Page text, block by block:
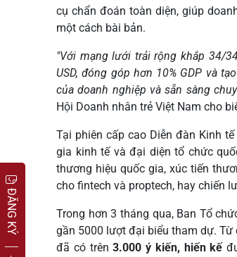
cụ chẩn đoán toàn diện, giúp
một cách bài bản.
"Với mạng lưới trải rộng khắp 34/
USD, đóng góp hơn 10% GDP và
của doanh nghiệp và sẵn sàng
Hội Doanh nhân trẻ Việt Nam cho
Tại phiên cấp cao Diễn đàn Kinh
gia kinh tế và đại diện tổ chức
thương hiệu quốc gia, xúc tiến
cho fintech và proptech, hay chiến
Trong hơn 3 tháng qua, Ban Tổ
gần 5000 lượt đại biểu tham dự.
đã có trên3.000 ý kiến, hiến kế
ĐĂNG KÝ